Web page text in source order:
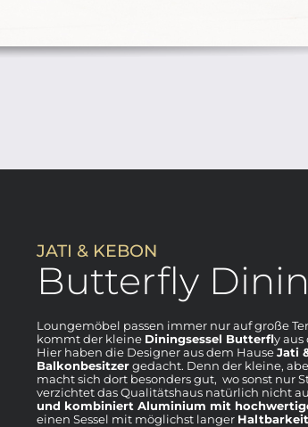
JATI & KEBON
Butterfly
Loungemöbel passen immer nur auf große
kommt der kleine Diningsessel Butterfly
Hier haben die Designer aus dem HauseJati
Balkonbesitzergedacht. Denn der kleine,
macht sich dort besonders gut, wo sonst nur
verzichtet das Qualitätshaus natürlich nicht
und kombiniert Aluminium mit
einen Sessel mit möglichst langer Haltbarkeit